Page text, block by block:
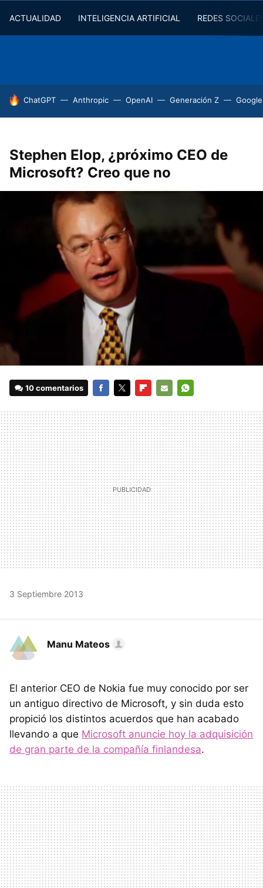
ACTUALIDAD INTELIGENCIA ARTIFICIAL REDES
HOY SE HABLA DE
ChatGPT Anthropic OpenAI Generación Z
Stephen Elop, ¿próximo CEO de
Microsoft? Creo que no
10 comentarios
MAIL
3 Septiembre 2013
Manu Mateos
El anterior CEO de Nokia fue muy conocido por ser
un antiguo directivo de Microsoft, y sin duda esto
propició los distintos acuerdos que han acabado
llevando a que Microsoft anuncie hoy la adquisición
de gran parte de la compañía finlandesa.